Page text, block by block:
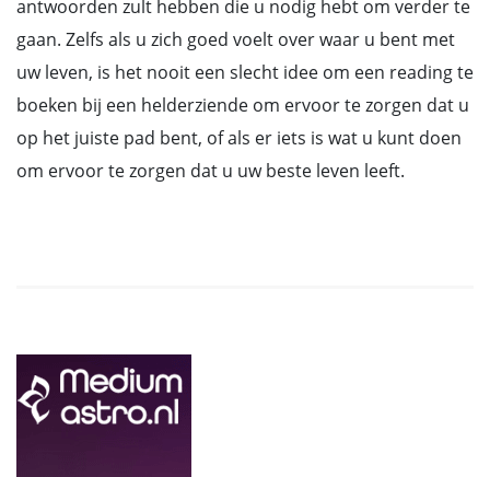
antwoorden zult hebben die u nodig hebt om verder te
gaan. Zelfs als u zich goed voelt over waar u bent met
uw leven, is het nooit een slecht idee om een reading te
boeken bij een helderziende om ervoor te zorgen dat u
op het juiste pad bent, of als er iets is wat u kunt doen
om ervoor te zorgen dat u uw beste leven leeft.